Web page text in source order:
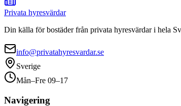
Privata hyresvärdar
Din källa för bostäder från privata hyresvärdar i hela
info@privatahyresvardar.se
Sverige
Mån–Fre 09–17
Navigering